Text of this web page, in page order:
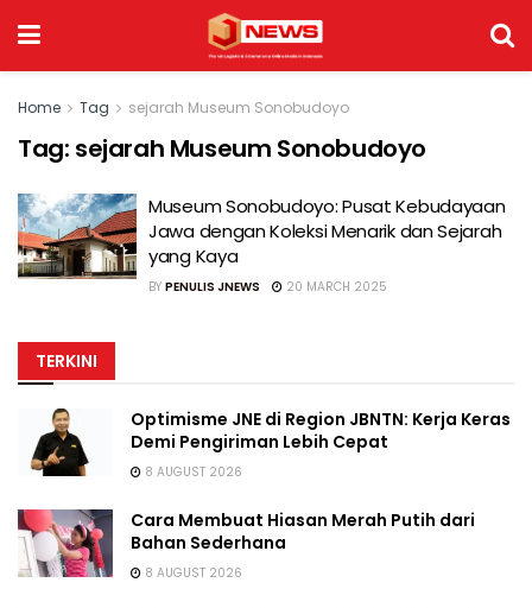
Home Tag sejarah Museum Sonobudoyo
Tag: sejarah Museum Sonobudoyo
Museum Sonobudoyo: Pusat Kebudayaan
Jawa dengan Koleksi Menarik dan Sejarah
yang Kaya
BY PENULIS JNEWS 20 MARCH 2025
TERKINI
Optimisme JNE di Region JBNTN: Kerja Keras
Demi Pengiriman Lebih Cepat
8 AUGUST 2026
Cara Membuat Hiasan Merah Putih dari
Bahan Sederhana
8 AUGUST 2026